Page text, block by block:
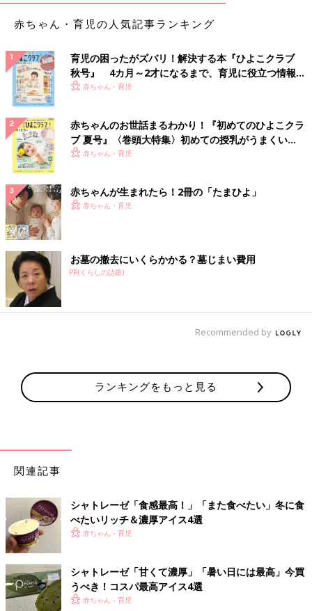
オートミールと水を合わせ電子レンジで６００ｗ４０秒加熱し粗
熱を取る。
プロセス③
牛乳を混ぜ合わせたら生クリームを泡立てて・・・
赤ちゃん・育児の人気記事ランキング
育児の困ったがズバリ！解決する本『ひよこクラブ
秋号』 4カ月～2才になるまで、育児に役立つ情報が
いっぱい！
赤ちゃん・育児
赤ちゃんのお世話まるわかり！『初めてのひよこクラ
ブ 夏号』〈巻頭大特集〉初めての授乳がうまくい
く！ おっぱい・ミルクの基本と夏のトラブル 解決テ
赤ちゃん・育児
赤ちゃんが生まれたら！2冊の「たまひよ」
赤ちゃん・育児
お墓の撤去にいくらかかる？墓じまい費用
PR(くらしの話題)
Recommended by
ランキングをもっと見る
関連記事
シャトレーゼ「食感最高！」「また食べたい」冬に食
べたいリッチ＆濃厚アイス4選
赤ちゃん・育児
シャトレーゼ「甘くて濃厚」「暑い日には最高」今買
うべき！コスパ最高アイス4選
赤ちゃん・育児